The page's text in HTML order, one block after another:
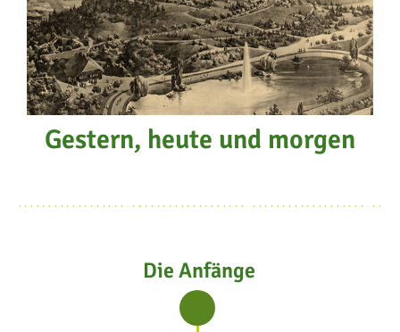
Gestern, heute und morgen
Die Anfänge